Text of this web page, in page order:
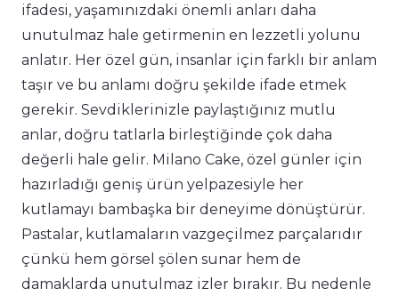
ifadesi, yaşamınızdaki önemli anları daha
unutulmaz hale getirmenin en lezzetli yolunu
anlatır. Her özel gün, insanlar için farklı bir anlam
taşır ve bu anlamı doğru şekilde ifade etmek
gerekir. Sevdiklerinizle paylaştığınız mutlu
anlar, doğru tatlarla birleştiğinde çok daha
değerli hale gelir. Milano Cake, özel günler için
hazırladığı geniş ürün yelpazesiyle her
kutlamayı bambaşka bir deneyime dönüştürür.
Pastalar, kutlamaların vazgeçilmez parçalarıdır
çünkü hem görsel şölen sunar hem de
damaklarda unutulmaz izler bırakır. Bu nedenle